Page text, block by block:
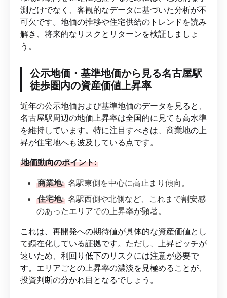
測だけでなく、客観的なデータに基づいた分析が不
可欠です。地価の推移や住宅供給のトレンドを読み
解き、将来的なリスクとリターンを検証しましょ
う。
公示地価・基準地価から見る名古屋駅
徒歩圏内の資産価値上昇率
近年の公示地価および基準地価のデータを見ると、
名古屋駅周辺の地価上昇率は全国的に見ても高水準
を維持しています。特に注目すべきは、商業地の上
昇が住宅地へも波及している点です。
地価動向のポイント:
商業地: 名駅東側を中心に高止まり傾向。
住宅地: 名駅西側や北側など、これまで割安感
のあったエリアでの上昇率が顕著。
これは、再開発への期待値が具体的な資産価値とし
て顕在化している証拠です。ただし、上昇ピッチが
速いため、利回り低下のリスクには注意が必要で
す。エリアごとの上昇率の濃淡を見極めることが、
投資判断の分かれ目となるでしょう。